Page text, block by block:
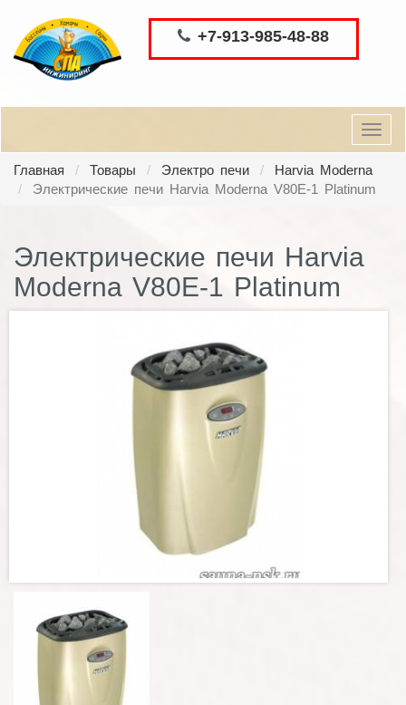
+7-913-985-48-88
Главная
Товары Электро печи
Harvia Moderna
Электрические печи Harvia Moderna V80E-1 Platinum
Электрические печи Harvia
Moderna V80E-1 Platinum